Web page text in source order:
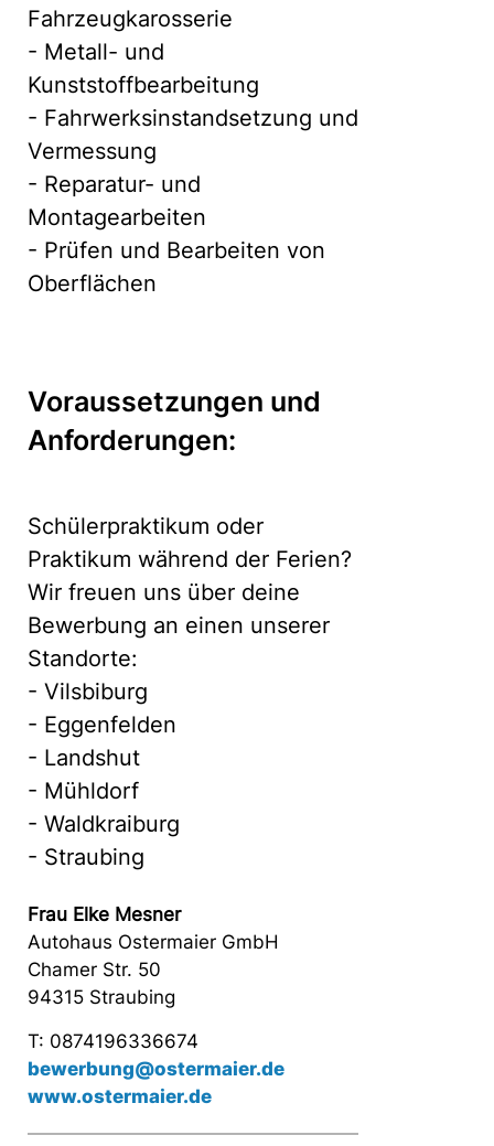
Fahrzeugkarosserie
- Metall- und
Kunststoffbearbeitung
- Fahrwerksinstandsetzung und
Vermessung
- Reparatur- und
Montagearbeiten
- Prüfen und Bearbeiten von
Oberflächen
Voraussetzungen und
Anforderungen:
Schülerpraktikum oder
Praktikum während der Ferien?
Wir freuen uns über deine
Bewerbung an einen unserer
Standorte:
- Vilsbiburg
- Eggenfelden
- Landshut
- Mühldorf
- Waldkraiburg
- Straubing
Frau Elke Mesner
Autohaus Ostermaier GmbH
Chamer Str. 50
94315 Straubing
T: 0874196336674
bewerbung@ostermaier.de
www.ostermaier.de